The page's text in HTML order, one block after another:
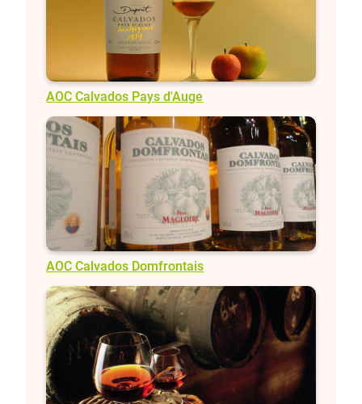
AOC Calvados Pays d'Auge
AOC Calvados Domfrontais